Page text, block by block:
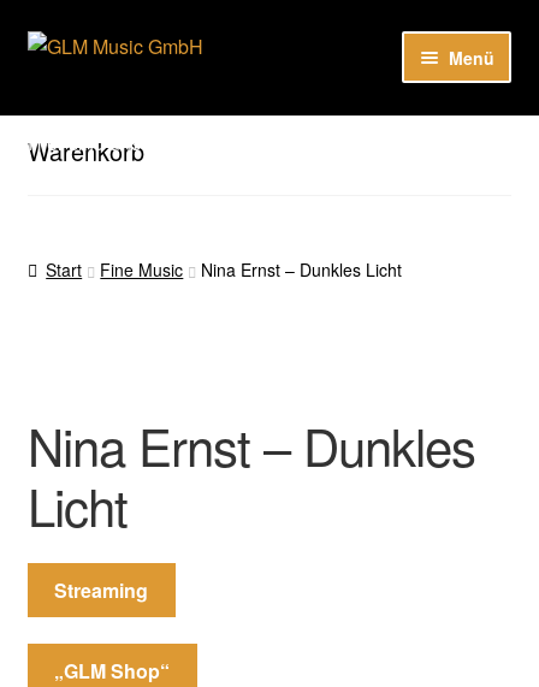
Hier sind unsere Neuigkeiten zu hören: Spotify
Zur
Zum
Menü
Unser Katalog
Warenkorb
Start Fine Music Nina Ernst – Dunkles Licht
Nina Ernst – Dunkles
Licht
Streaming
„GLM Shop“